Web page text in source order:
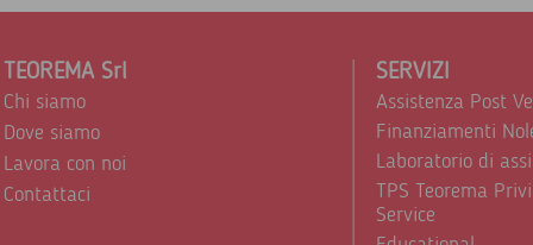
TEOREMA Srl
Chi siamo
Dove siamo
Lavora con noi
Contattaci
SERVIZI
Assistenza Post
Finanziamenti
Laboratorio di
TPS Teorema
Service